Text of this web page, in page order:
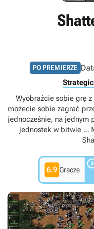
PO PREMIERZE
Wyobraźcie sobie grę
możecie sobie zagrać
jednocześnie, na
jednostek w bitwie ...
6.9 Gracze